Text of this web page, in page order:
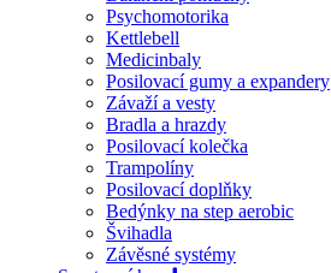
Psychomotorika
Kettlebell
Medicinbaly
Posilovací gumy a expandery
Závaží a vesty
Bradla a hrazdy
Posilovací kolečka
Trampolíny
Posilovací doplňky
Bedýnky na step aerobic
Švihadla
Závěsné systémy